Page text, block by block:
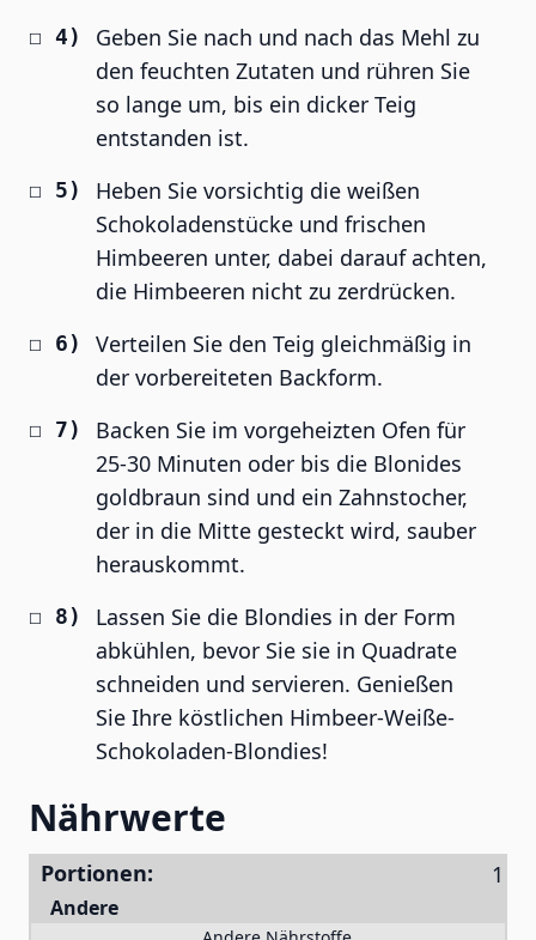
Geben Sie nach und nach das Mehl zu
den feuchten Zutaten und rühren Sie
so lange um, bis ein dicker Teig
entstanden ist.
Heben Sie vorsichtig die weißen
Schokoladenstücke und frischen
Himbeeren unter, dabei darauf achten,
die Himbeeren nicht zu zerdrücken.
Verteilen Sie den Teig gleichmäßig in
der vorbereiteten Backform.
Backen Sie im vorgeheizten Ofen für
25-30 Minuten oder bis die Blonides
goldbraun sind und ein Zahnstocher,
der in die Mitte gesteckt wird, sauber
herauskommt.
Lassen Sie die Blondies in der Form
abkühlen, bevor Sie sie in Quadrate
schneiden und servieren. Genießen
Sie Ihre köstlichen Himbeer-Weiße-
Schokoladen-Blondies!
Nährwerte
Portionen:
Andere